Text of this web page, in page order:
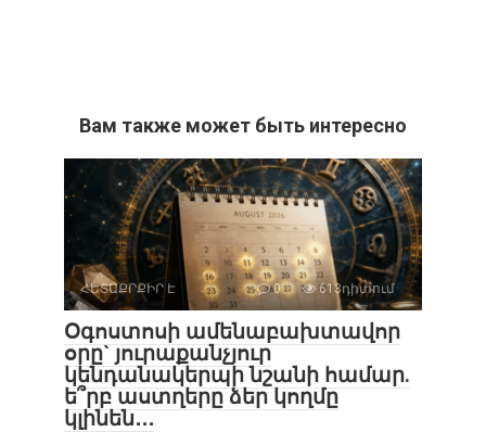
Вам также может быть интересно
ՀԵՏԱՔՐՔԻՐ Է 0 613դիտում
Օգոստոսի ամենաբախտավոր
օրը` յուրաքանչյուր
կենդանակերպի նշանի համար.
ե՞րբ աստղերը ձեր կողմը
կլինեն․․․